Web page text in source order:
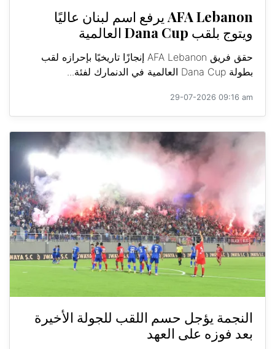
AFA Lebanon يرفع اسم لبنان عاليًا
ويتوج بلقب Dana Cup العالمية
حقق فريق AFA Lebanon إنجازًا تاريخيًا بإحرازه لقب
بطولة Dana Cup العالمية في الدنمارك لفئة...
29-07-2026 09:16 am
النجمة يؤجل حسم اللقب للجولة الأخيرة
بعد فوزه على العهد